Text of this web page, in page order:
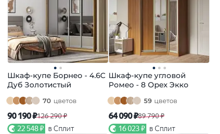
Шкаф-купе Борнео - 4.6С
Дуб Золотистый
70 цветов
90 190 ₽126 290 ₽
22 548 ₽ в Сплит
Шкаф-купе угловой
Ромео - 8 Орех Экко
59 цветов
64 090 ₽89 790 ₽
16 023 ₽ в Сплит